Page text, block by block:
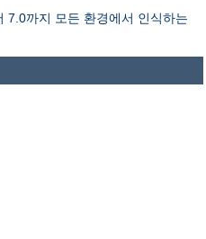
7.0까지 모든 환경에서 인식하는